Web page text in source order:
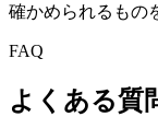
確かめられるもの
FAQ
よくある質